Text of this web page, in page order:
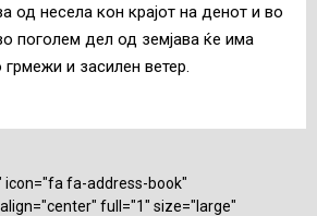
од несела кон крајот на денот и во
поголем дел од земјава ќе има
и засилен ветер.
icon="fa fa-address-book"
full="1" size="large"